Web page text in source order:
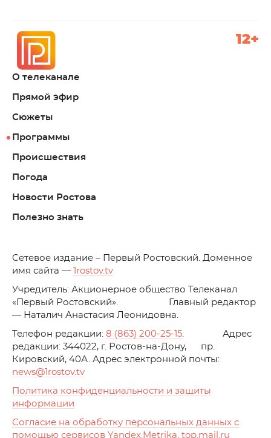
О телеканале
Прямой эфир
Сюжеты
Программы
Происшествия
Погода
Новости Ростова
Полезно знать
12+
Cетевое издание – Первый Ростовский. Доменное
имя сайта —
1rostov.tv
Учредитель: Акционерное общество Телеканал
«Первый Ростовский». Главный редактор
— Наталич Анастасия Леонидовна.
Телефон редакции: 8 (863) 200-25-15. Адрес
редакции: 344022, г. Ростов-на-Дону, пр.
Кировский, 40А. Адрес электронной почты:
news@1rostov.tv
Политика конфиденциальности и защиты
информации
Согласие на обработку персональных данных с
помощью сервисов Yandex.Metrika, top.mail.ru